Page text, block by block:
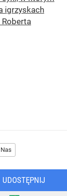
igrzyskach
UDOSTĘPNIJ